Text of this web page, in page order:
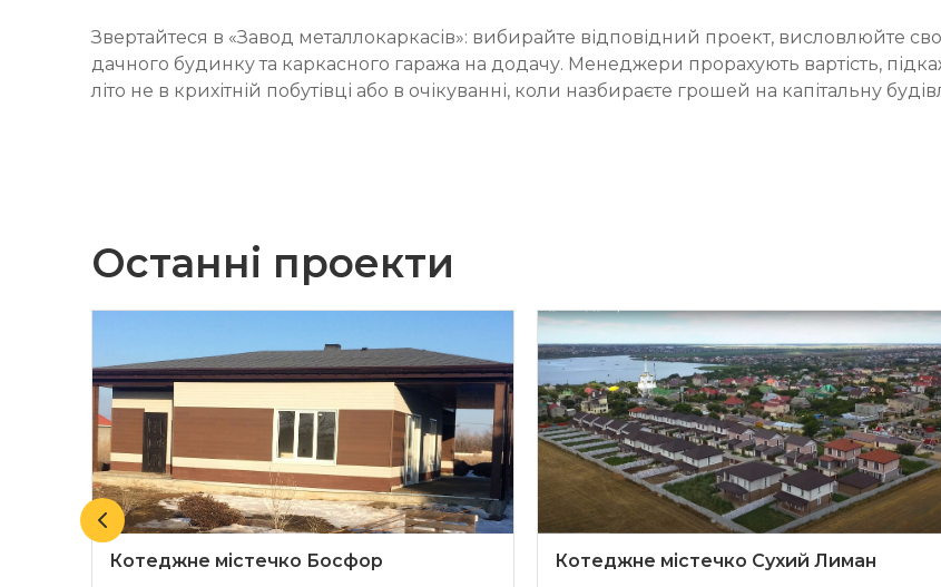
Звертайтеся в «Завод металлокаркасів»: вибирайте відповідний проект, висловлюйте
дачного будинку та каркасного гаража на додачу. Менеджери прорахують вартість,
літо не в крихітній побутівці або в очікуванні, коли назбираєте грошей на капітальну
Останні проекти
Котеджне містечко Босфор Котеджне містечко Сухий Лиман